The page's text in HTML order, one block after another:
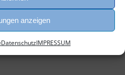
anzeigen
DatenschutzIMPRESSUM